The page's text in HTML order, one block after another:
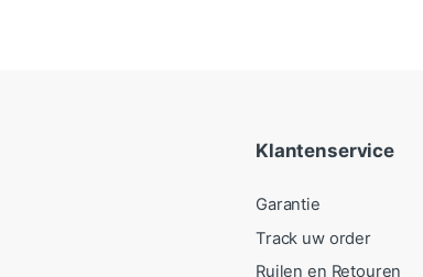
Klantenservice
Garantie
Track uw order
Ruilen en Retouren